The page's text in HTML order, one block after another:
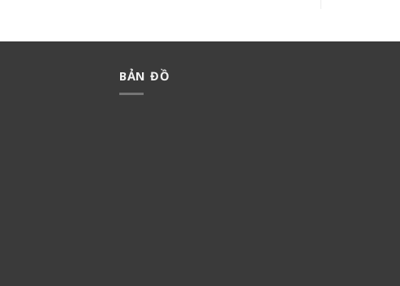
BẢN ĐỒ